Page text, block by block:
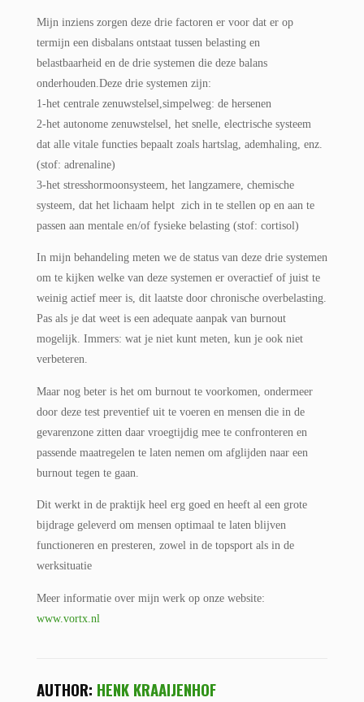
Mijn inziens zorgen deze drie factoren er voor dat er op
termijn een disbalans ontstaat tussen belasting en
belastbaarheid en de drie systemen die deze balans
onderhouden.Deze drie systemen zijn:
1-het centrale zenuwstelsel,simpelweg: de hersenen
2-het autonome zenuwstelsel, het snelle, electrische systeem
dat alle vitale functiesbepaalt zoals hartslag, ademhaling, enz.
(stof: adrenaline)
3-het stresshormoonsysteem, het langzamere, chemische
systeem, dat het lichaam helptzich in te stellen op en aan te
passen aan mentale en/of fysieke belasting (stof: cortisol)
In mijn behandeling meten we de status van deze drie systemen
om te kijken welke van deze systemen er overactief of juist te
weinig actief meer is, dit laatste door chronische overbelasting.
Pas als je dat weet is een adequate aanpak van burnout
mogelijk. Immers: wat je niet kunt meten, kun je ook niet
verbeteren.
Maar nog beter is het om burnout te voorkomen, ondermeer
door deze test preventief uit te voeren en mensen die in de
gevarenzone zitten daar vroegtijdig mee te confronteren en
passende maatregelen te laten nemen om afglijden naar een
burnout tegen te gaan.
Dit werkt in de praktijk heel erg goed en heeft al een grote
bijdrage geleverd om mensen optimaal te laten blijven
functioneren en presteren, zowel in de topsport als in de
werksituatie
Meer informatie over mijn werk op onze website:
www.vortx.nl
AUTHOR: HENK KRAAIJENHOF